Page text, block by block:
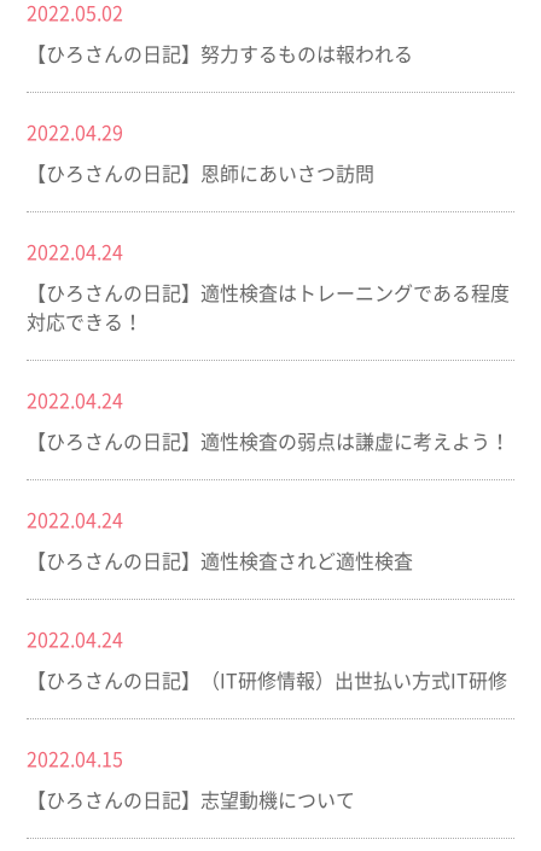
2022.05.02
【ひろさんの日記】努力するものは報われる
2022.04.29
【ひろさんの日記】恩師にあいさつ訪問
2022.04.24
【ひろさんの日記】適性検査はトレーニングである程度
対応できる！
2022.04.24
【ひろさんの日記】適性検査の弱点は謙虚に考えよう！
2022.04.24
【ひろさんの日記】適性検査されど適性検査
2022.04.24
【ひろさんの日記】（IT研修情報）出世払い方式IT研修
2022.04.15
【ひろさんの日記】志望動機について